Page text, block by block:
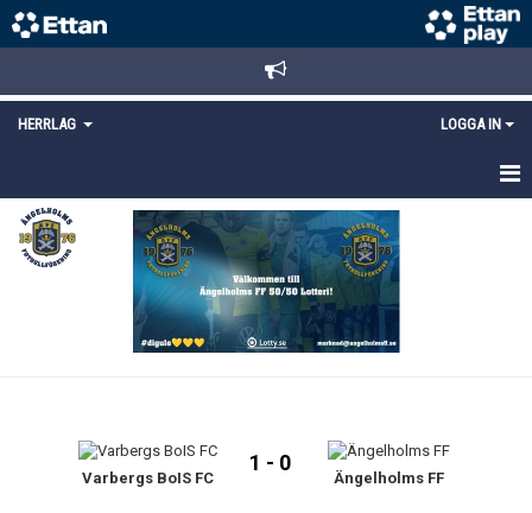
HERRLAG LOGGA IN
HEM
TRUPPEN
Varbergs BoIS FC
1 - 0
Ängelholms FF